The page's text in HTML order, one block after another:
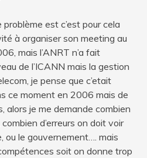
est c’est pour cela
à organiser son meeting au
mais l’ANRT n’a fait
de l’ICANN mais la gestion
je pense que c’etait
ce moment en 2006 mais de
alors je me demande combien
d’erreurs on doit voir
ou le gouvernement…. mais
soit on donne trop